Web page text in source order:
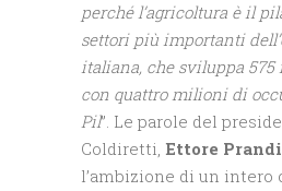
perché l’agricoltura è il
settori più importanti
italiana, che sviluppa
con quattro milioni di
Pil”. Le parole del
Coldiretti, Ettore
l’ambizione di un intero